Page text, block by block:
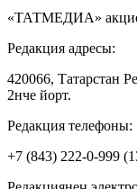
«ТАТМЕДИА»
Редакция адресы:
420066, Татарстан
2нче йорт.
Редакция телефоны:
+7 (843) 222-0-999